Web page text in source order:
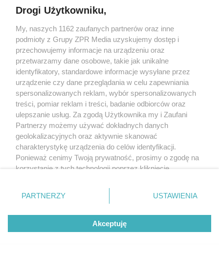
Drogi Użytkowniku,
My, naszych 1162 zaufanych partnerów oraz inne
podmioty z Grupy ZPR Media uzyskujemy dostęp i
przechowujemy informacje na urządzeniu oraz
przetwarzamy dane osobowe, takie jak unikalne
identyfikatory, standardowe informacje wysyłane przez
urządzenie czy dane przeglądania w celu zapewniania
spersonalizowanych reklam, wybór spersonalizowanych
treści, pomiar reklam i treści, badanie odbiorców oraz
ulepszanie usług. Za zgodą Użytkownika my i Zaufani
Partnerzy możemy używać dokładnych danych
geolokalizacyjnych oraz aktywnie skanować
charakterystykę urządzenia do celów identyfikacji.
Ponieważ cenimy Twoją prywatność, prosimy o zgodę na
korzystanie z tych technologii poprzez kliknięcie
zmienić/wycofać klikając przycisk ustawień prywatności
znajdujący się w lewym dolnym rogu strony
rodzaje przetwarzania danych nie wymagają zgody
użytkownika, ale masz prawo sprzeciwić się takiemu
przetwarzaniu. Preferencje będą miały zastosowanie tylko
PARTNERZY USTAWIENIA
Akceptuję